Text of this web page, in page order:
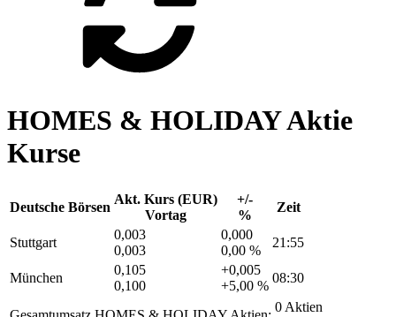
HOMES & HOLIDAY Aktie
Kurse
Deutsche Börsen
Akt. Kurs (EUR)
Vortag
+/-
%
Zeit
Stuttgart
0,003
0,003
0,000
0,00 %
21:55
München
0,105
0,100
+0,005
+5,00 %
08:30
0 Aktien